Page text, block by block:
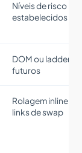
Níveis de risco
estabelecidos
DOM ou ladder
futuros
Rolagem inline ou
links de swap